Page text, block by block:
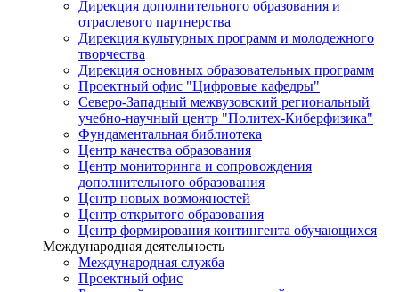
Дирекция дополнительного образования и
отраслевого партнерства
Дирекция культурных программ и молодежного
творчества
Дирекция основных образовательных программ
Проектный офис "Цифровые кафедры"
Северо-Западный межвузовский региональный
учебно-научный центр "Политех-Киберфизика"
Фундаментальная библиотека
Центр качества образования
Центр мониторинга и сопровождения
дополнительного образования
Центр новых возможностей
Центр открытого образования
Центр формирования контингента обучающихся
Международная деятельность
Международная служба
Проектный офис